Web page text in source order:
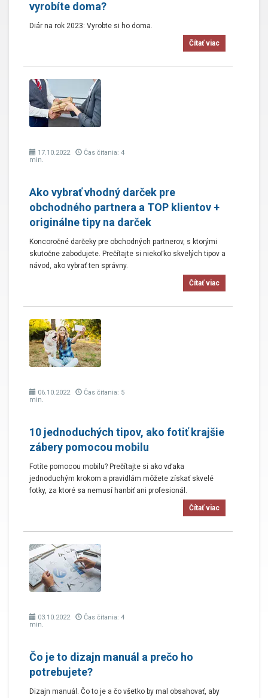
vyrobíte doma?
Diár na rok 2023: Vyrobte si ho doma.
Čítať viac
17.10.2022
Čas čítania: 4
min.
Ako vybrať vhodný darček pre
obchodného partnera a TOP klientov +
originálne tipy na darček
Koncoročné darčeky pre obchodných partnerov, s ktorými
skutočne zabodujete. Prečítajte si niekoľko skvelých tipov a
návod, ako vybrať ten správny.
Čítať viac
06.10.2022
Čas čítania: 5
min.
10 jednoduchých tipov, ako fotiť krajšie
zábery pomocou mobilu
Fotíte pomocou mobilu? Prečítajte si ako vďaka
jednoduchým krokom a pravidlám môžete získať skvelé
fotky, za ktoré sa nemusí hanbiť ani profesionál.
Čítať viac
03.10.2022
Čas čítania: 4
min.
Čo je to dizajn manuál a prečo ho
potrebujete?
Dizajn manuál. Čo to je a čo všetko by mal obsahovať, aby